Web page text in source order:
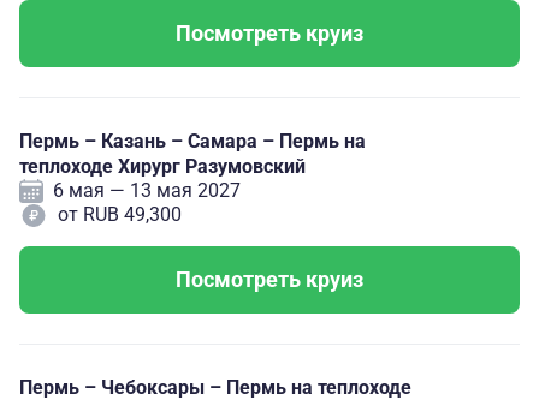
Посмотреть круиз
Пермь – Казань – Самара – Пермь на
теплоходе Хирург Разумовский
6 мая — 13 мая 2027
от RUB 49,300
Посмотреть круиз
Пермь – Чебоксары – Пермь на теплоходе